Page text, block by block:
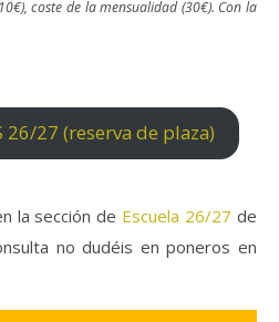
coste de la mensualidad (30€). Con la
26/27 (reserva de plaza)
la sección de Escuela 26/27 de
no dudéis en poneros en